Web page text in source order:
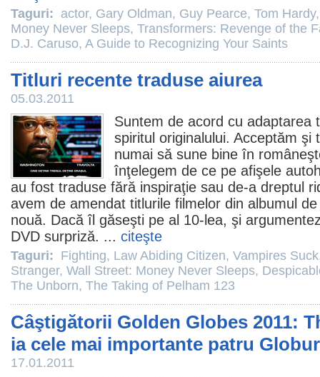
Taguri: actor, Gary Oldman, Guy Pearce, Tom Hardy
Money Never Sleeps, Transformers: Revenge of the
D.J. Caruso, A Guide to Recognizing Your Saints
Titluri recente traduse aiurea
05.03.2011
Suntem de acord cu adaptarea
spiritul originalului. Acceptăm
numai să sune bine în
înţelegem de ce pe afişele
au fost traduse fără inspiraţie sau de-a dreptul
avem de amendat titlurile filmelor din albumul
nouă. Dacă îl găseşti pe al 10-lea, şi
DVD surpriză. ... citeşte
Taguri: Fighting, Law Abiding Citizen, Vampires Suck
Stranger, Wall Street: Money Never Sleeps,
The Unborn, The Taking of Pelham 123
Câştigătorii Golden Globes 2011:
ia cele mai importante patru
17.01.2011